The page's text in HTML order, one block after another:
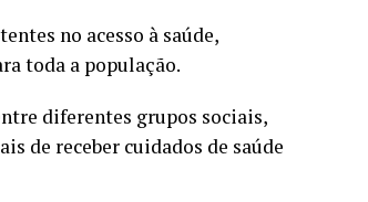
no acesso à saúde,
toda a população.
diferentes grupos sociais,
de receber cuidados de saúde